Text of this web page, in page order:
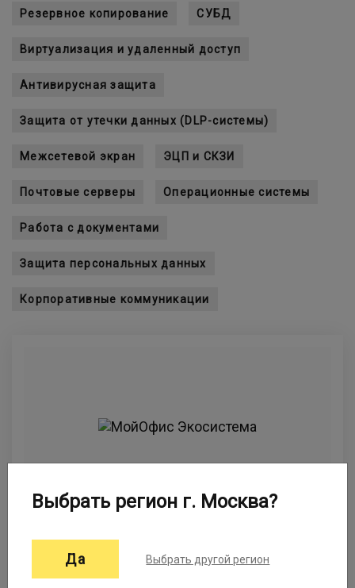
Резервное копирование СУБД
Виртуализация и удаленный доступ
Антивирусная защита
Защита от утечки данных (DLP-системы)
Межсетевой экран ЭЦП и СКЗИ
Почтовые серверы Операционные системы
Работа с документами
Защита персональных данных
Корпоративные коммуникации
Экосистема офисных инструментов –
Выбрать регион г. Москва?
Да Выбрать другой регион